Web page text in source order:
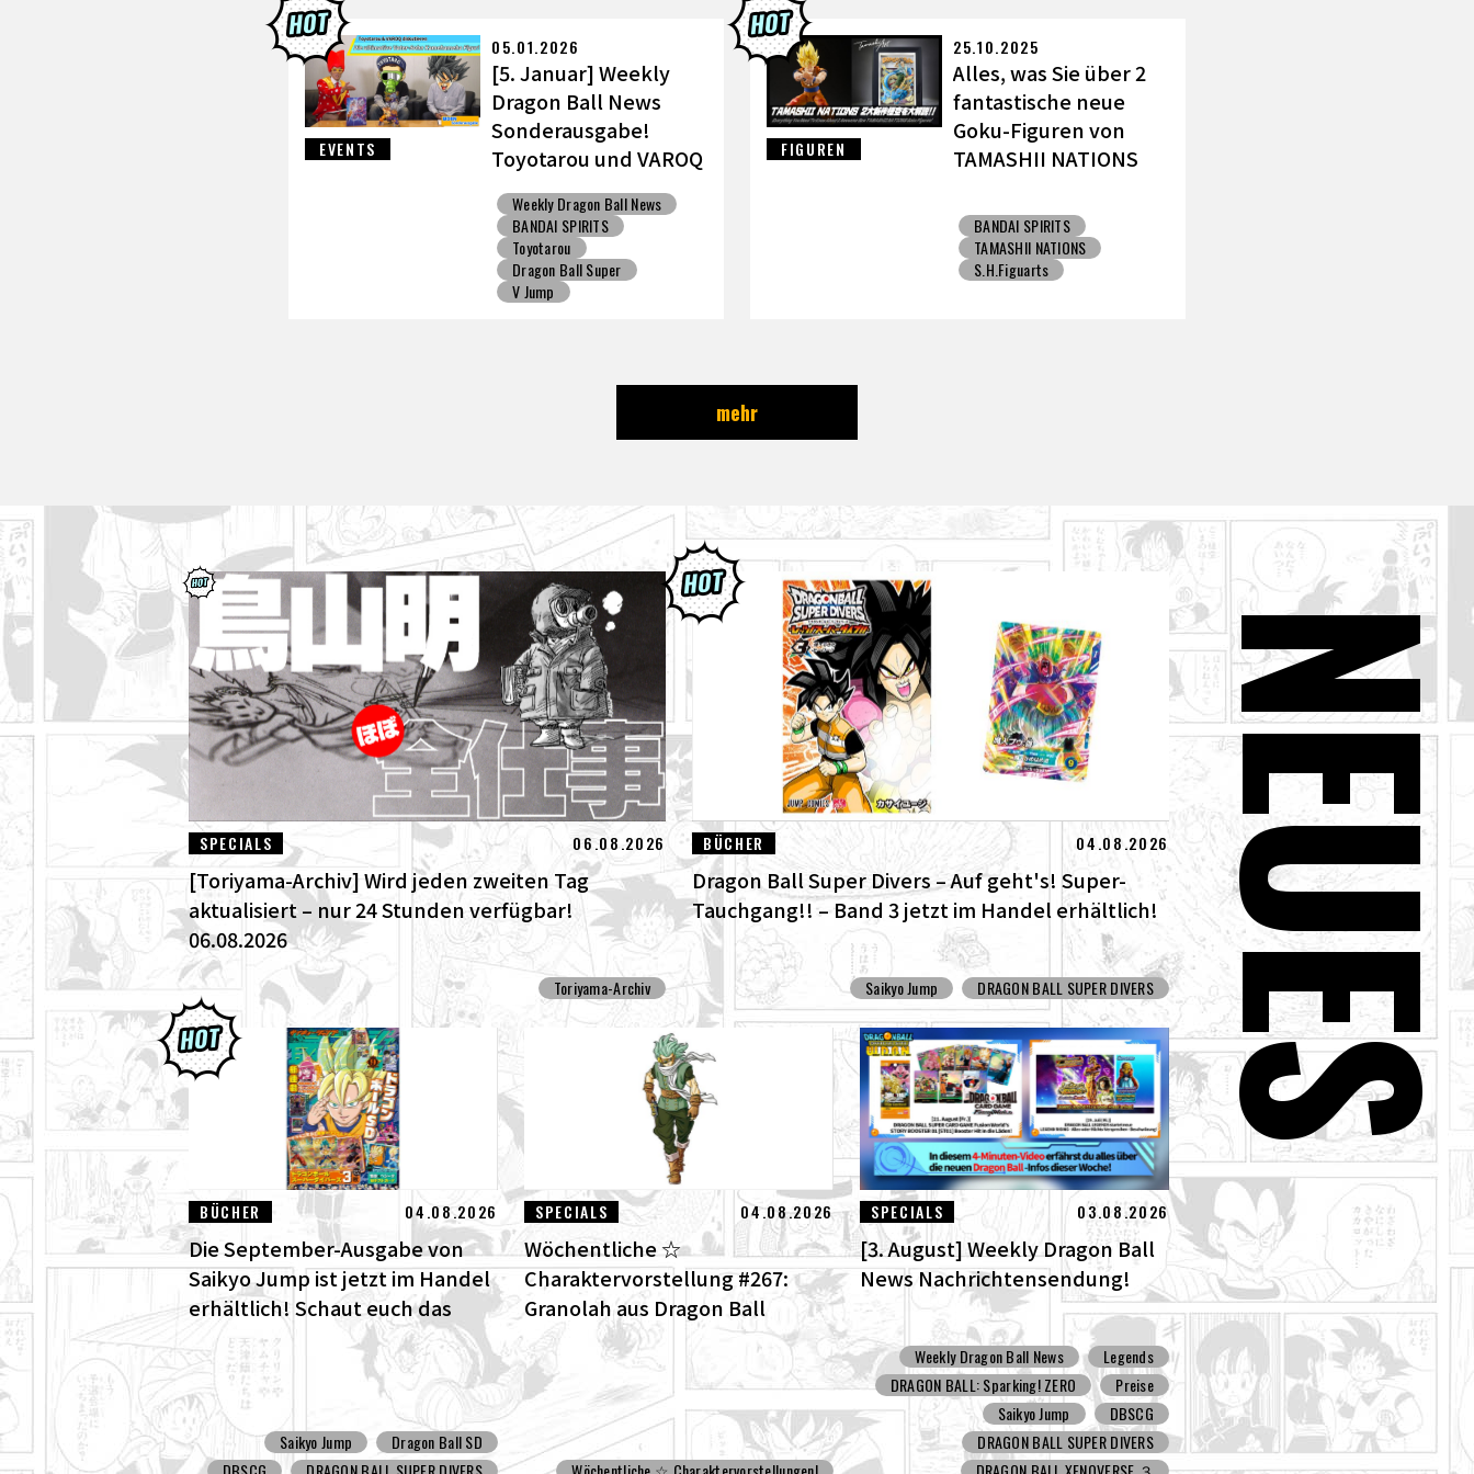
BANDAI
EVENTS
05.01.2026
[5. Januar] Weekly
Dragon Ball News
Sonderausgabe!
Toyotarou und VAROQ
diskutieren die
ultimative Vater-Sohn
Kamehameha Figur!
Weekly Dragon Ball News
BANDAI SPIRITS
Toyotarou
Dragon Ball Super
V Jump
FIGUREN
25.10.2025
Alles, was Sie über 2
fantastische neue
Goku-Figuren von
TAMASHII NATIONS
BANDAI SPIRITS
TAMASHII NATIONS
S.H.Figuarts
mehr
SPECIALS 06.08.2026
[Toriyama-Archiv] Wird jeden zweiten Tag
aktualisiert – nur 24 Stunden verfügbar!
06.08.2026
Toriyama-Archiv
BÜCHER 04.08.2026
Dragon Ball Super Divers – Auf geht's! Super-
Tauchgang!! – Band 3 jetzt im Handel erhältlich!
Saikyo Jump DRAGON BALL SUPER DIVERS
BÜCHER 04.08.2026
Die September-Ausgabe von
Saikyo Jump ist jetzt im Handel
erhältlich! Schaut euch das
fantastische Dragon Ball SD
Cover und all die tollen
Bonusinhalte an!
Saikyo Jump
Dragon Ball SD
SPECIALS 04.08.2026
Wöchentliche ☆
Charaktervorstellung #267:
Granolah aus Dragon Ball
Super!
SPECIALS 03.08.2026
[3. August] Weekly Dragon Ball
News Nachrichtensendung!
Weekly Dragon Ball News
Legends
DRAGON BALL: Sparking! ZERO
Preise
Saikyo Jump
DBSCG
DRAGON BALL SUPER DIVERS